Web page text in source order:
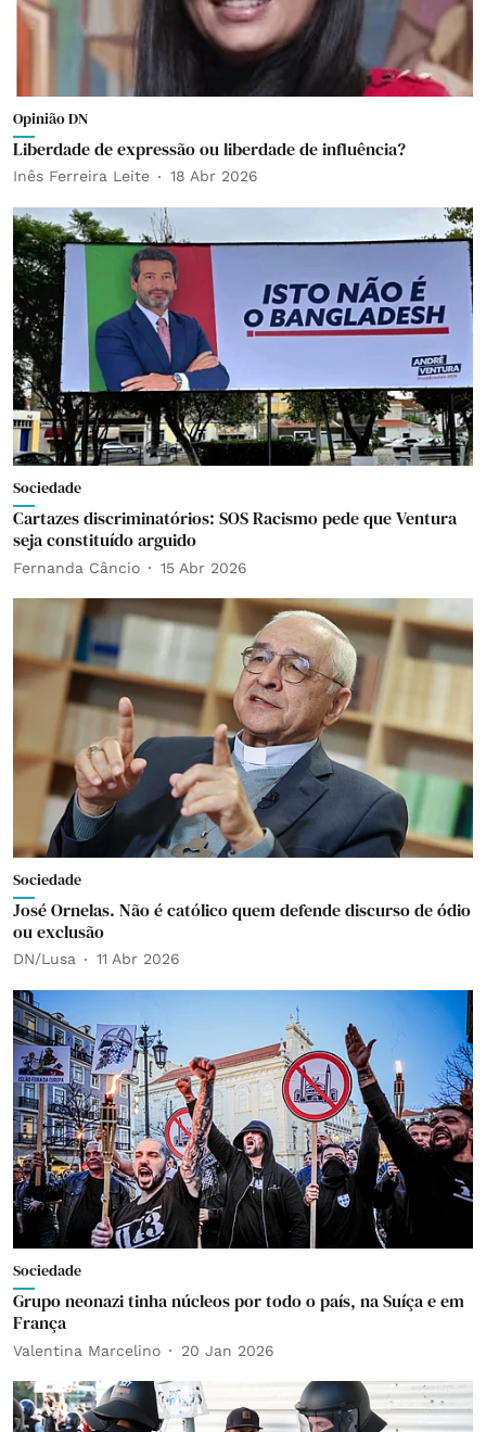
Opinião DN
Liberdade de expressão ou liberdade de influência?
Inês Ferreira Leite 18 Abr 2026
Sociedade
Cartazes discriminatórios: SOS Racismo pede que Ventura
seja constituído arguido
Fernanda Câncio 15 Abr 2026
Sociedade
José Ornelas. Não é católico quem defende discurso de ódio
ou exclusão
DN/Lusa 11 Abr 2026
Sociedade
Grupo neonazi tinha núcleos por todo o país, na Suíça e em
França
Valentina Marcelino 20 Jan 2026